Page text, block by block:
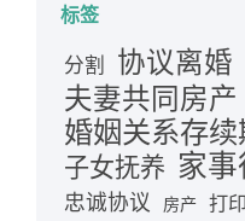
标签
分割 协议离婚
夫妻共同房产
婚姻关系存续
子女抚养 家事
忠诚协议 房产 打